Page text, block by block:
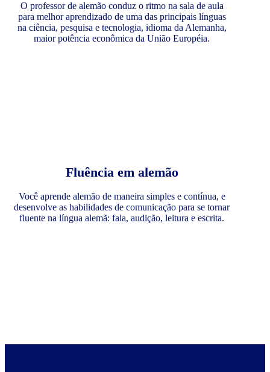
O professor de alemão conduz o ritmo na sala de aula
para melhor aprendizado de uma das principais línguas
na ciência, pesquisa e tecnologia, idioma da Alemanha,
maior potência econômica da União Européia.
Fluência em alemão
Você aprende alemão de maneira simples e contínua, e
desenvolve as habilidades de comunicação para se tornar
fluente na língua alemã: fala, audição, leitura e escrita.